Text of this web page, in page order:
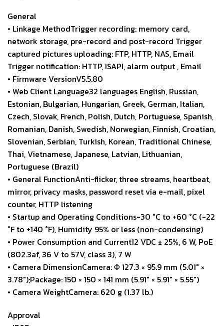
General
• Linkage MethodTrigger recording: memory card,
network storage, pre-record and post-record Trigger
captured pictures uploading: FTP, HTTP, NAS, Email
Trigger notification: HTTP, ISAPI, alarm output , Email
• Firmware VersionV5.5.80
• Web Client Language32 languages English, Russian,
Estonian, Bulgarian, Hungarian, Greek, German, Italian,
Czech, Slovak, French, Polish, Dutch, Portuguese, Spanish,
Romanian, Danish, Swedish, Norwegian, Finnish, Croatian,
Slovenian, Serbian, Turkish, Korean, Traditional Chinese,
Thai, Vietnamese, Japanese, Latvian, Lithuanian,
Portuguese (Brazil)
• General FunctionAnti-flicker, three streams, heartbeat,
mirror, privacy masks, password reset via e-mail, pixel
counter, HTTP listening
• Startup and Operating Conditions-30 °C to +60 °C (-22
°F to +140 °F), Humidity 95% or less (non-condensing)
• Power Consumption and Current12 VDC ± 25%, 6 W, PoE
(802.3af, 36 V to 57V, class 3), 7 W
• Camera DimensionCamera: Φ 127.3 × 95.9 mm (5.01″ ×
3.78″);Package: 150 × 150 × 141 mm (5.91″ × 5.91″ × 5.55″)
• Camera WeightCamera: 620 g (1.37 lb.)
Approval